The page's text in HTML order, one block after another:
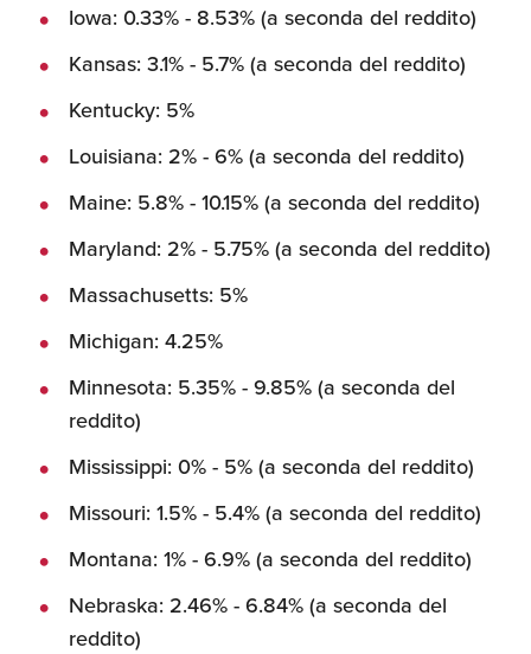
Iowa: 0.33% - 8.53% (a seconda del reddito)
Kansas: 3.1% - 5.7% (a seconda del reddito)
Kentucky: 5%
Louisiana: 2% - 6% (a seconda del reddito)
Maine: 5.8% - 10.15% (a seconda del reddito)
Maryland: 2% - 5.75% (a seconda del reddito)
Massachusetts: 5%
Michigan: 4.25%
Minnesota: 5.35% - 9.85% (a seconda del
reddito)
Mississippi: 0% - 5% (a seconda del reddito)
Missouri: 1.5% - 5.4% (a seconda del reddito)
Montana: 1% - 6.9% (a seconda del reddito)
Nebraska: 2.46% - 6.84% (a seconda del
reddito)